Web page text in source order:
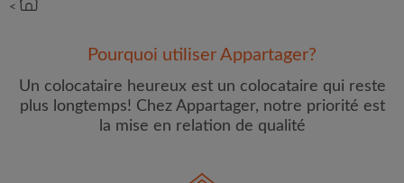
<
Pourquoi utiliser Appartager?
Un colocataire heureux est un colocataire qui reste
plus longtemps! Chez Appartager, notre priorité est
la mise en relation de qualité